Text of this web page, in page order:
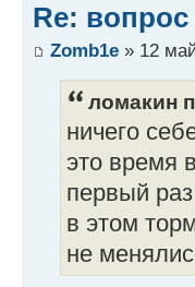
Re:
Zomb1e » 12
ломакин
ничего
это время
первый
в этом
не